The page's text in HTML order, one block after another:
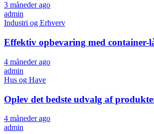
3 måneder ago
admin
Industri og Erhverv
Effektiv opbevaring med container-
4 måneder ago
admin
Hus og Have
Oplev det bedste udvalg af
4 måneder ago
admin